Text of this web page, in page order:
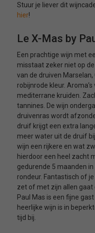
Stuur je liever dit
hier!
Le X-Mas by
Een prachtige wijn met
misstaat zeker niet op
van de druiven Marselan,
robijnrode kleur.
mediterrane kruiden.
tannines. De wijn
druivenras wordt
druif krijgt een extra
meer water uit de druif
wijn een rijkere en wat
hierdoor een heel zacht
gedurende 5 maanden
rondeur. Fantastisch of
zet of met zijn allen gaat
Paul Mas is een fijne
heerlijke wijn is in
tijd bij.